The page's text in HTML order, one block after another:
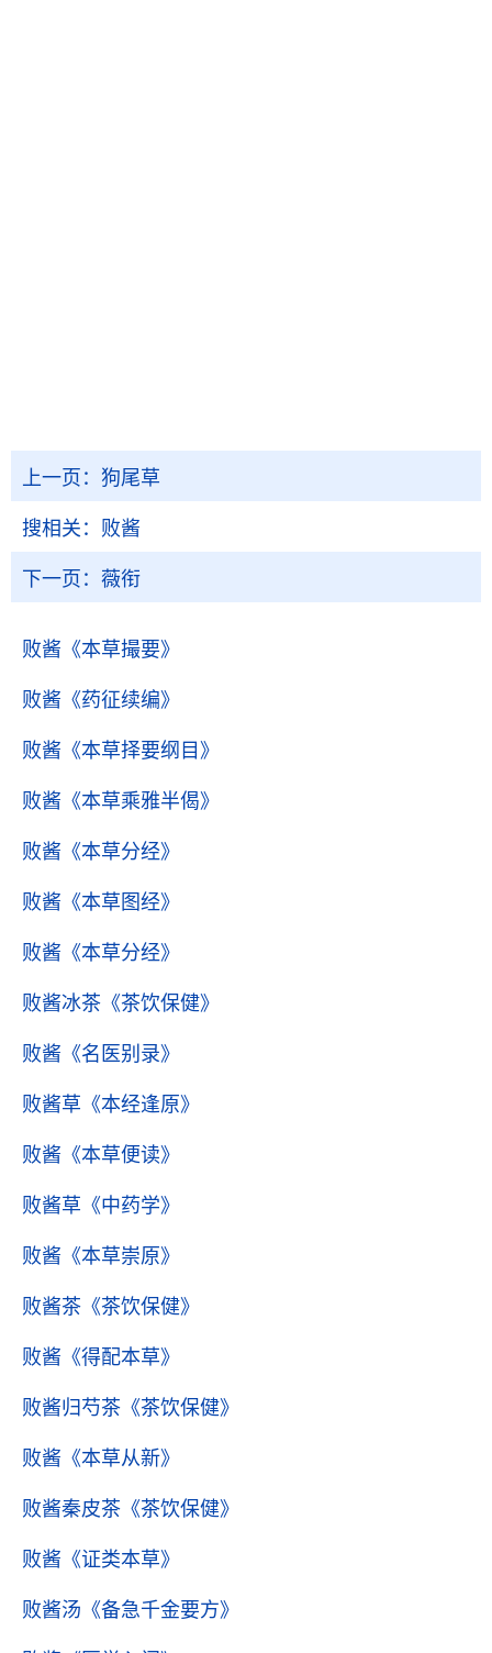
上一页： 狗尾草
搜相关： 败酱
下一页： 薇衔
败酱 《本草撮要》
败酱 《药征续编》
败酱 《本草择要纲目》
败酱 《本草乘雅半偈》
败酱 《本草分经》
败酱 《本草图经》
败酱 《本草分经》
败酱冰茶 《茶饮保健》
败酱 《名医别录》
败酱草 《本经逢原》
败酱 《本草便读》
败酱草 《中药学》
败酱 《本草崇原》
败酱茶 《茶饮保健》
败酱 《得配本草》
败酱归芍茶 《茶饮保健》
败酱 《本草从新》
败酱秦皮茶 《茶饮保健》
败酱 《证类本草》
败酱汤 《备急千金要方》